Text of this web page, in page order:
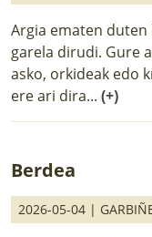
Argia ematen
garela dirudi. Gure
asko, orkideak edo
ere ari dira... (+)
Berdea
2026-05-04 |